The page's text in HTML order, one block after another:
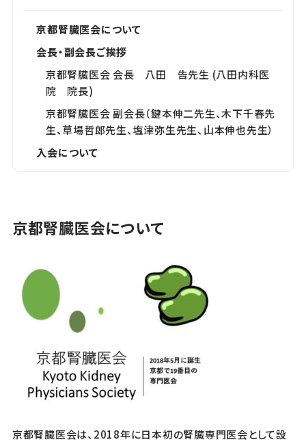
京都腎臓医会について
会長・副会長ご挨拶
京都腎臓医会 会長 八田 告先生 (八田内科医
院 院長)
京都腎臓医会 副会長（鍵本伸二先生、木下千春先
生、草場哲郎先生、塩津弥生先生、山本伸也先生）
入会について
京都腎臓医会について
京都腎臓医会は、2018年に日本初の腎臓専門医会として設